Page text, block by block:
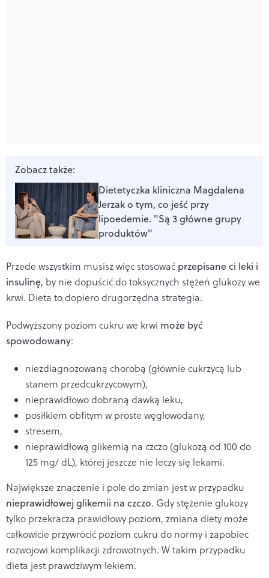
Zobacz także:
Dietetyczka kliniczna Magdalena
Jerzak o tym, co jeść przy
lipoedemie. "Są 3 główne grupy
produktów"
Przede wszystkim musisz więc stosować przepisane ci leki i
insulinę, by nie dopuścić do toksycznych stężeń glukozy we
krwi. Dieta to dopiero drugorzędna strategia.
Podwyższony poziom cukru we krwi może być
spowodowany:
niezdiagnozowaną chorobą (głównie cukrzycą lub
stanem przedcukrzycowym),
nieprawidłowo dobraną dawką leku,
posiłkiem obfitym w proste węglowodany,
stresem,
nieprawidłową glikemią na czczo (glukozą od 100 do
125 mg/ dL), której jeszcze nie leczy się lekami.
Największe znaczenie i pole do zmian jest w przypadku
nieprawidłowej glikemii na czczo. Gdy stężenie glukozy
tylko przekracza prawidłowy poziom, zmiana diety może
całkowicie przywrócić poziom cukru do normy i zapobiec
rozwojowi komplikacji zdrowotnych. W takim przypadku
dieta jest prawdziwym lekiem.